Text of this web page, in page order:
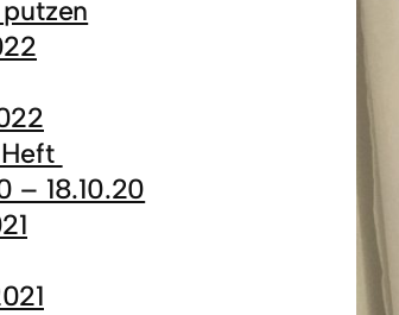
– 18.10.20